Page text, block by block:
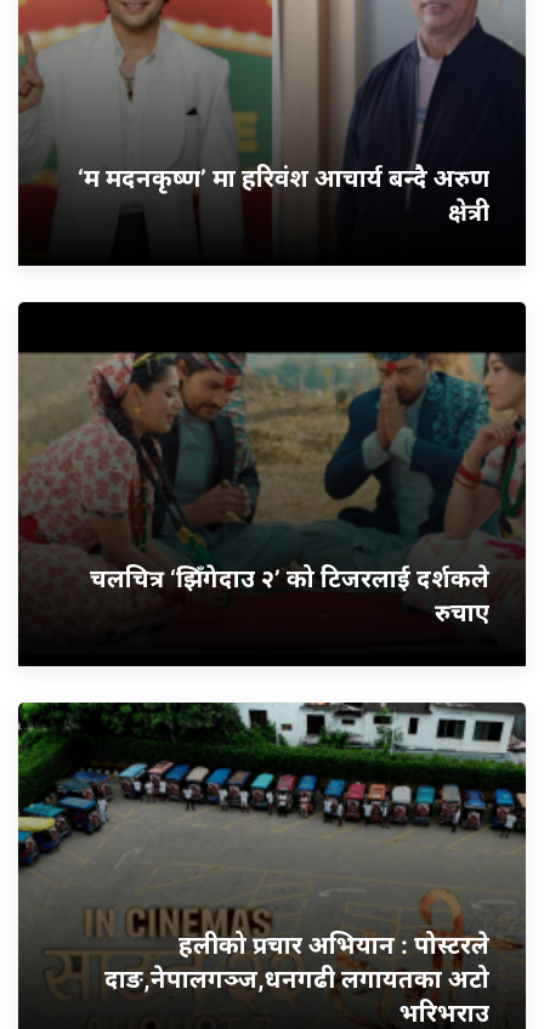
‘म मदनकृष्ण’ मा हरिवंश आचार्य बन्दै अरुण
क्षेत्री
चलचित्र ‘झिँगेदाउ २’ को टिजरलाई दर्शकले
रुचाए
हलीको प्रचार अभियान : पोस्टरले
दाङ,नेपालगञ्ज,धनगढी लगायतका अटो
भरिभराउ